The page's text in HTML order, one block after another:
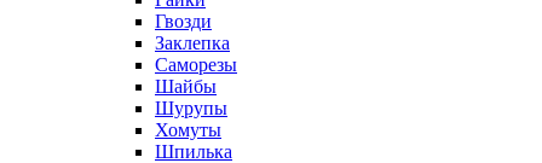
Гвозди
Заклепка
Саморезы
Шайбы
Шурупы
Хомуты
Шпилька